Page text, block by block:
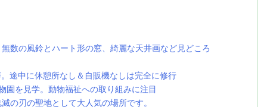
数の風鈴とハート形の窓、綺麗な天井画など見どころ
途中に休憩所なし＆自販機なしは完全に修行
園を見学。動物福祉への取り組みに注目
の刃の聖地として大人気の場所です。